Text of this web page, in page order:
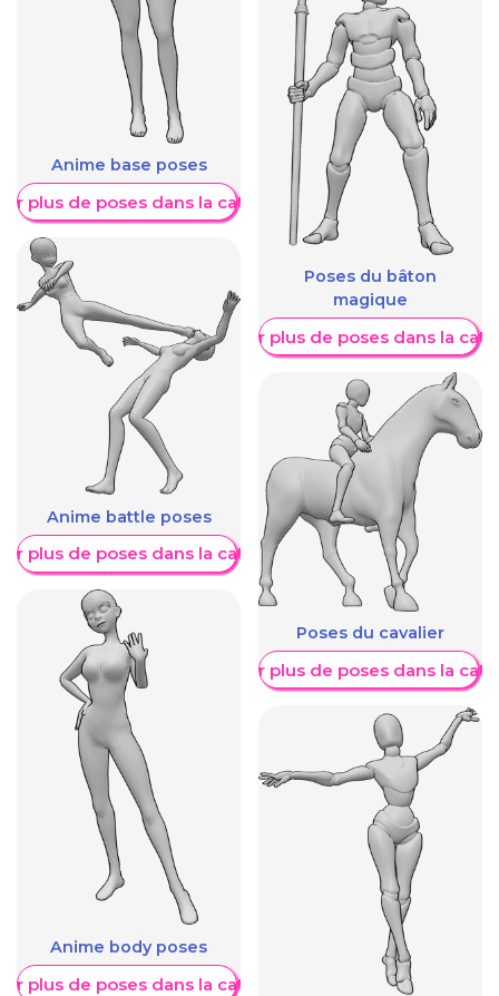
Anime base poses
plus de poses dans la catégorie
Anime battle poses
plus de poses dans la catégorie
Anime body poses
plus de poses dans la catégorie
Poses du bâton
magique
Afficher plus de poses dans la
Poses du cavalier
Afficher plus de poses dans la